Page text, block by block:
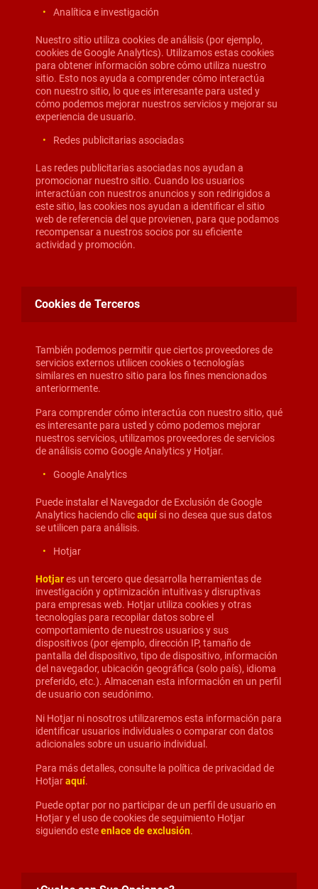
Analítica e investigación
Nuestro sitio utiliza cookies de análisis (por ejemplo,
cookies de Google Analytics). Utilizamos estas cookies
para obtener información sobre cómo utiliza nuestro
sitio. Esto nos ayuda a comprender cómo interactúa
con nuestro sitio, lo que es interesante para usted y
cómo podemos mejorar nuestros servicios y mejorar su
experiencia de usuario.
Redes publicitarias asociadas
Las redes publicitarias asociadas nos ayudan a
promocionar nuestro sitio. Cuando los usuarios
interactúan con nuestros anuncios y son redirigidos a
este sitio, las cookies nos ayudan a identificar el sitio
web de referencia del que provienen, para que podamos
recompensar a nuestros socios por su eficiente
actividad y promoción.
Cookies de Terceros
También podemos permitir que ciertos proveedores de
servicios externos utilicen cookies o tecnologías
similares en nuestro sitio para los fines mencionados
anteriormente.
Para comprender cómo interactúa con nuestro sitio, qué
es interesante para usted y cómo podemos mejorar
nuestros servicios, utilizamos proveedores de servicios
de análisis como Google Analytics y Hotjar.
Google Analytics
Puede instalar el Navegador de Exclusión de Google
Analytics haciendo clicaquí si no desea que sus datos
se utilicen para análisis.
Hotjar
Hotjares un tercero que desarrolla herramientas de
investigación y optimización intuitivas y disruptivas
para empresas web. Hotjar utiliza cookies y otras
tecnologías para recopilar datos sobre el
comportamiento de nuestros usuarios y sus
dispositivos (por ejemplo, dirección IP, tamaño de
pantalla del dispositivo, tipo de dispositivo, información
del navegador, ubicación geográfica (solo país), idioma
preferido, etc.). Almacenan esta información en un perfil
de usuario con seudónimo.
Ni Hotjar ni nosotros utilizaremos esta información para
identificar usuarios individuales o comparar con datos
adicionales sobre un usuario individual.
Para más detalles, consulte la política de privacidad de
Hotjaraquí.
Puede optar por no participar de un perfil de usuario en
Hotjar y el uso de cookies de seguimiento Hotjar
siguiendo esteenlace de exclusión.